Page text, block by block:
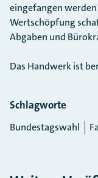
eingefangen
Wertschöpfung
Abgaben und
Das Handwerk ist
Schlagworte
Bundestagswahl